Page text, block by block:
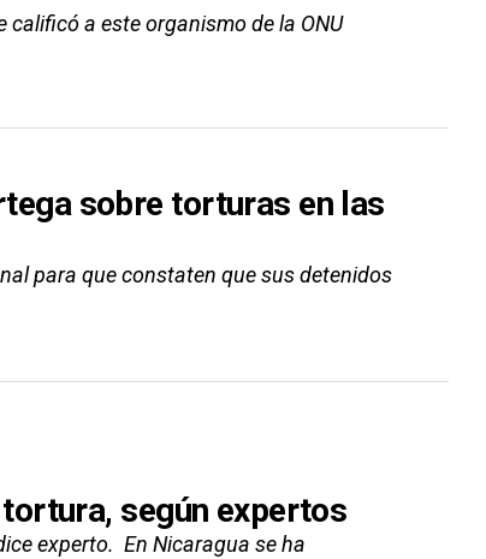
calificó a este organismo de la ONU
sobre torturas en las
para que constaten que sus detenidos
según expertos
experto. En Nicaragua se ha